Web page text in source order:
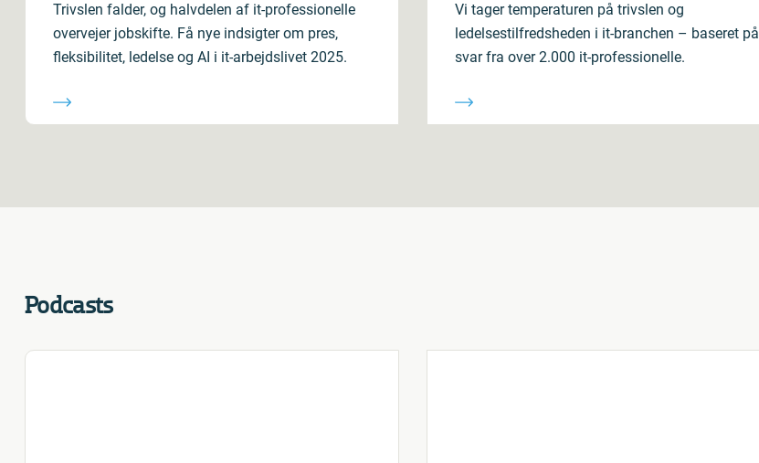
Trivslen falder, og halvdelen af it-professionelle
overvejer jobskifte. Få nye indsigter om pres,
fleksibilitet, ledelse og AI i it-arbejdslivet 2025.
Vi tager temperaturen på trivslen og
ledelsestilfredsheden i it-branchen – baseret på
svar fra over 2.000 it-professionelle.
Podcasts